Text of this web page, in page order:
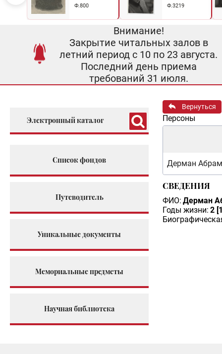
Ф.800 Ф.3219
Внимание!
Закрытие читальных залов в
летний период с 10 по 23 августа.
Последний день приема
требований 31 июля.
Электронный каталог
Список фондов
Путеводитель
Уникальные документы
Мемориальные предметы
Научная библиотека
Вернуться
Персоны
Дерман
СВЕДЕНИЯ
ФИО: Дерман
Годы жизни: 2